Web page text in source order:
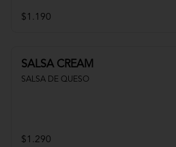
$1.190
SALSA CREAM
SALSA DE QUESO
$1.290